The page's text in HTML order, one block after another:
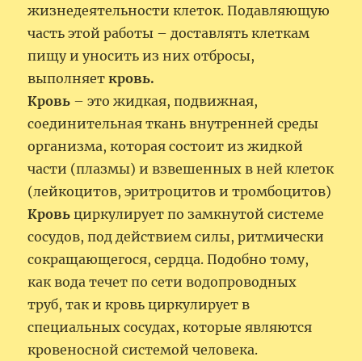
жизнедеятельности клеток. Подавляющую
часть этой работы – доставлять клеткам
пищу и уносить из них отбросы,
выполняет кровь.
Кровь – это жидкая, подвижная,
соединительная ткань внутренней среды
организма, которая состоит из жидкой
части (плазмы) и взвешенных в ней клеток
(лейкоцитов, эритроцитов и тромбоцитов)
Кровь циркулирует по замкнутой системе
сосудов, под действием силы, ритмически
сокращающегося, сердца. Подобно тому,
как вода течет по сети водопроводных
труб, так и кровь циркулирует в
специальных сосудах, которые являются
кровеносной системой человека.